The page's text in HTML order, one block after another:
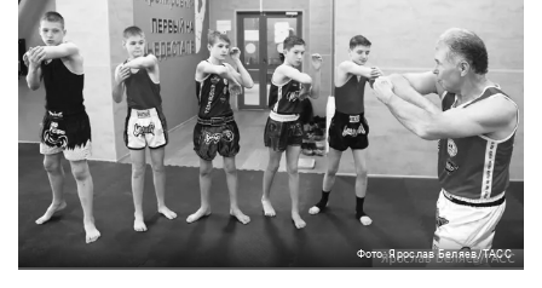
Фото: Ярослав Беляев/ТАСС